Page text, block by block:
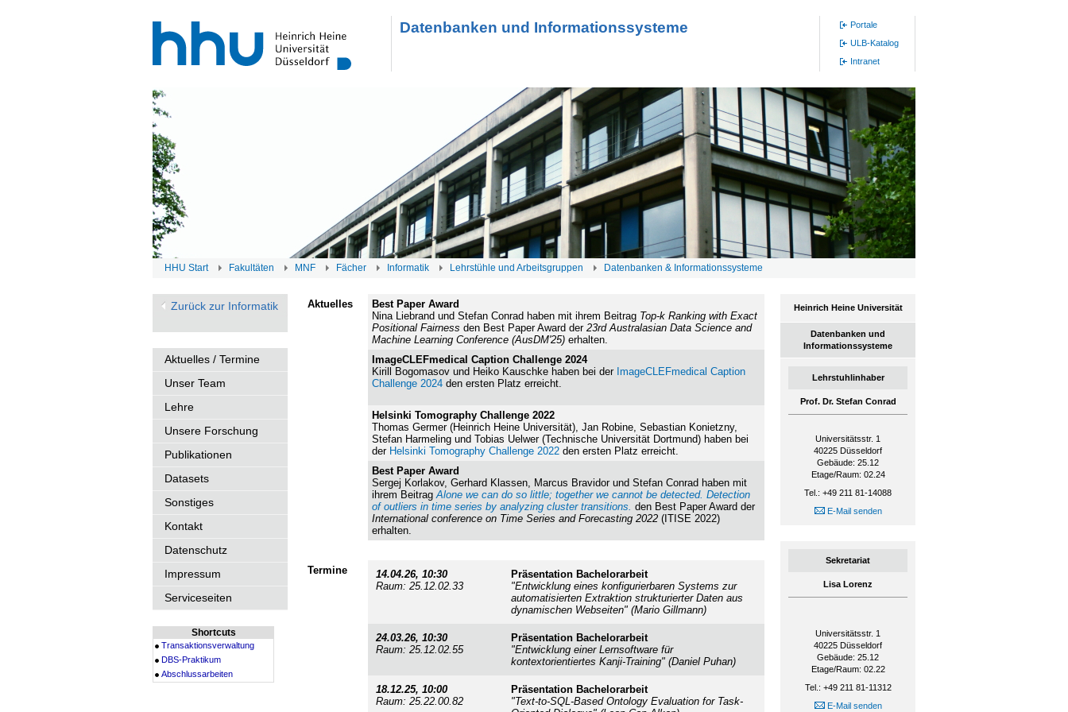
Datenbanken und Informationssysteme
Portale
ULB-Katalog
Intranet
HHU Start Fakultäten MNF Fächer Informatik Lehrstühle und Arbeitsgruppen Datenbanken & Informationssysteme
Zurück zur Informatik
Aktuelles / Termine
Unser Team
Lehre
Unsere Forschung
Publikationen
Datasets
Sonstiges
Kontakt
Datenschutz
Impressum
Serviceseiten
Shortcuts
Transaktionsverwaltung
DBS-Praktikum
Abschlussarbeiten
Aktuelles
Best Paper Award
Nina Liebrand und Stefan Conrad haben mit ihrem Beitrag Top-k Ranking with Exact
Positional Fairness den Best Paper Award der 23rd Australasian Data Science and
Machine Learning Conference (AusDM'25) erhalten.
ImageCLEFmedical Caption Challenge 2024
Kirill Bogomasov und Heiko Kauschke haben bei der ImageCLEFmedical Caption
Challenge 2024 den ersten Platz erreicht.
Helsinki Tomography Challenge 2022
Thomas Germer (Heinrich Heine Universität), Jan Robine, Sebastian Konietzny,
Stefan Harmeling und Tobias Uelwer (Technische Universität Dortmund) haben bei
der Helsinki Tomography Challenge 2022 den ersten Platz erreicht.
Best Paper Award
Sergej Korlakov, Gerhard Klassen, Marcus Bravidor und Stefan Conrad haben mit
ihrem BeitragAlone we can do so little; together we cannot be detected. Detection
of outliers in time series by analyzing cluster transitions. den Best Paper Award der
International conference on Time Series and Forecasting 2022 (ITISE 2022)
erhalten.
Termine
14.04.26, 10:30
Raum: 25.12.02.33
Präsentation Bachelorarbeit
"Entwicklung eines konfigurierbaren Systems zur
automatisierten Extraktion strukturierter Daten aus
dynamischen Webseiten" (Mario Gillmann)
24.03.26, 10:30
Raum: 25.12.02.55
Präsentation Bachelorarbeit
"Entwicklung einer Lernsoftware für
kontextorientiertes Kanji-Training" (Daniel Puhan)
18.12.25, 10:00
Raum: 25.22.00.82
Präsentation Bachelorarbeit
"Text-to-SQL-Based Ontology Evaluation for Task-
Heinrich Heine Universität
Datenbanken und
Informationssysteme
Lehrstuhlinhaber
Prof. Dr. Stefan Conrad
Universitätsstr. 1
40225 Düsseldorf
Gebäude: 25.12
Etage/Raum: 02.24
Tel.: +49 211 81-14088
E-Mail senden
Sekretariat
Lisa Lorenz
Universitätsstr. 1
40225 Düsseldorf
Gebäude: 25.12
Etage/Raum: 02.22
Tel.: +49 211 81-11312
E-Mail senden